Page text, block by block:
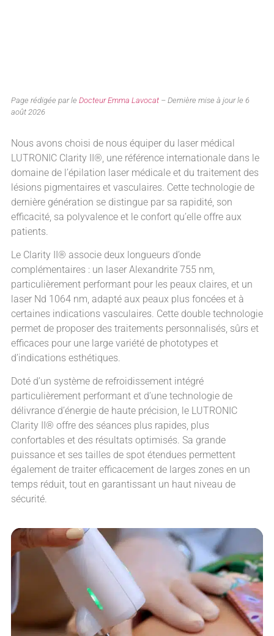
Page rédigée par le Docteur Emma Lavocat– Dernière mise à jour le 6
août 2026
Nous avons choisi de nous équiper du laser médical
LUTRONIC Clarity II®, une référence internationale dans le
domaine de l’épilation laser médicale et du traitement des
lésions pigmentaires et vasculaires. Cette technologie de
dernière génération se distingue par sa rapidité, son
efficacité, sa polyvalence et le confort qu’elle offre aux
patients.
Le Clarity II® associe deux longueurs d’onde
complémentaires : un laser Alexandrite 755 nm,
particulièrement performant pour les peaux claires, et un
laser Nd 1064 nm, adapté aux peaux plus foncées et à
certaines indications vasculaires. Cette double technologie
permet de proposer des traitements personnalisés, sûrs et
efficaces pour une large variété de phototypes et
d’indications esthétiques.
Doté d’un système de refroidissement intégré
particulièrement performant et d’une technologie de
délivrance d’énergie de haute précision, le LUTRONIC
Clarity II® offre des séances plus rapides, plus
confortables et des résultats optimisés. Sa grande
puissance et ses tailles de spot étendues permettent
également de traiter efficacement de larges zones en un
temps réduit, tout en garantissant un haut niveau de
sécurité.